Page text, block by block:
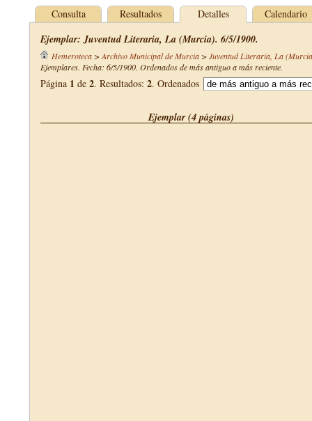
Consulta Resultados Detalles Calendario
Ejemplar: Juventud Literaria, La (Murcia). 6/5/1900.
Hemeroteca> Archivo Municipal de Murcia> Juventud Literaria, La
Ejemplares. Fecha: 6/5/1900. Ordenados de más antiguo a más reciente.
Página 1 de 2. Resultados: 2. Ordenados
Ejemplar (4 páginas)